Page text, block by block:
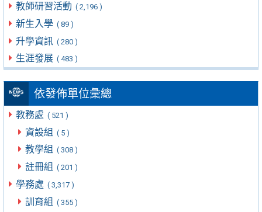
教師研習活動 ( 2,196 )
新生入學 ( 89 )
升學資訊 ( 280 )
生涯發展 ( 483 )
依發佈單位彙總
教務處 ( 521 )
資設組 ( 5 )
教學組 ( 308 )
註冊組 ( 201 )
學務處 ( 3,317 )
訓育組 ( 355 )